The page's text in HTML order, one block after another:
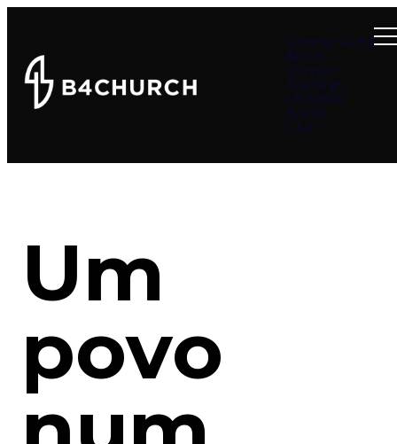
Summer at B4
About
Connect
Teachings
Ministries
Events
Give
Um
povo